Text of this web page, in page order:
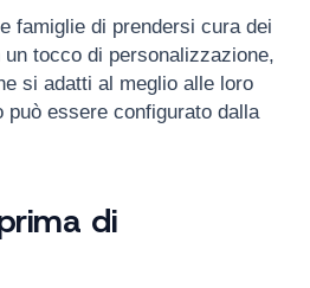
famiglie di prendersi cura dei
tocco di personalizzazione,
si adatti al meglio alle loro
può essere configurato dalla
di